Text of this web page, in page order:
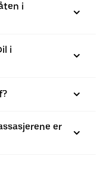
i
i
er